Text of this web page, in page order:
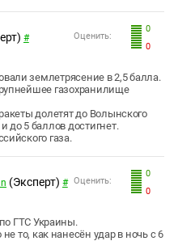
0
0
Оценить:
#
землетрясение в 2,5 балла.
газохранилище
долетят до Волынского
до 5 баллов достигнет.
газа.
0
0
Оценить:
(Эксперт) #
ГТС Украины.
то, как нанесён удар в ночь с 6